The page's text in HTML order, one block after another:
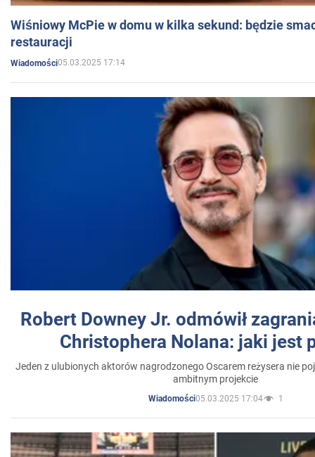
Wiśniowy McPie w domu w kilka sekund: będzie
restauracji
Wiadomości05.03.2025 17:14
Robert Downey Jr. odmówił
Christophera Nolana: jaki jest
Jeden z ulubionych aktorów nagrodzonego Oscarem reżysera nie
ambitnym projekcie
Wiadomości05.03.2025 17:04 1